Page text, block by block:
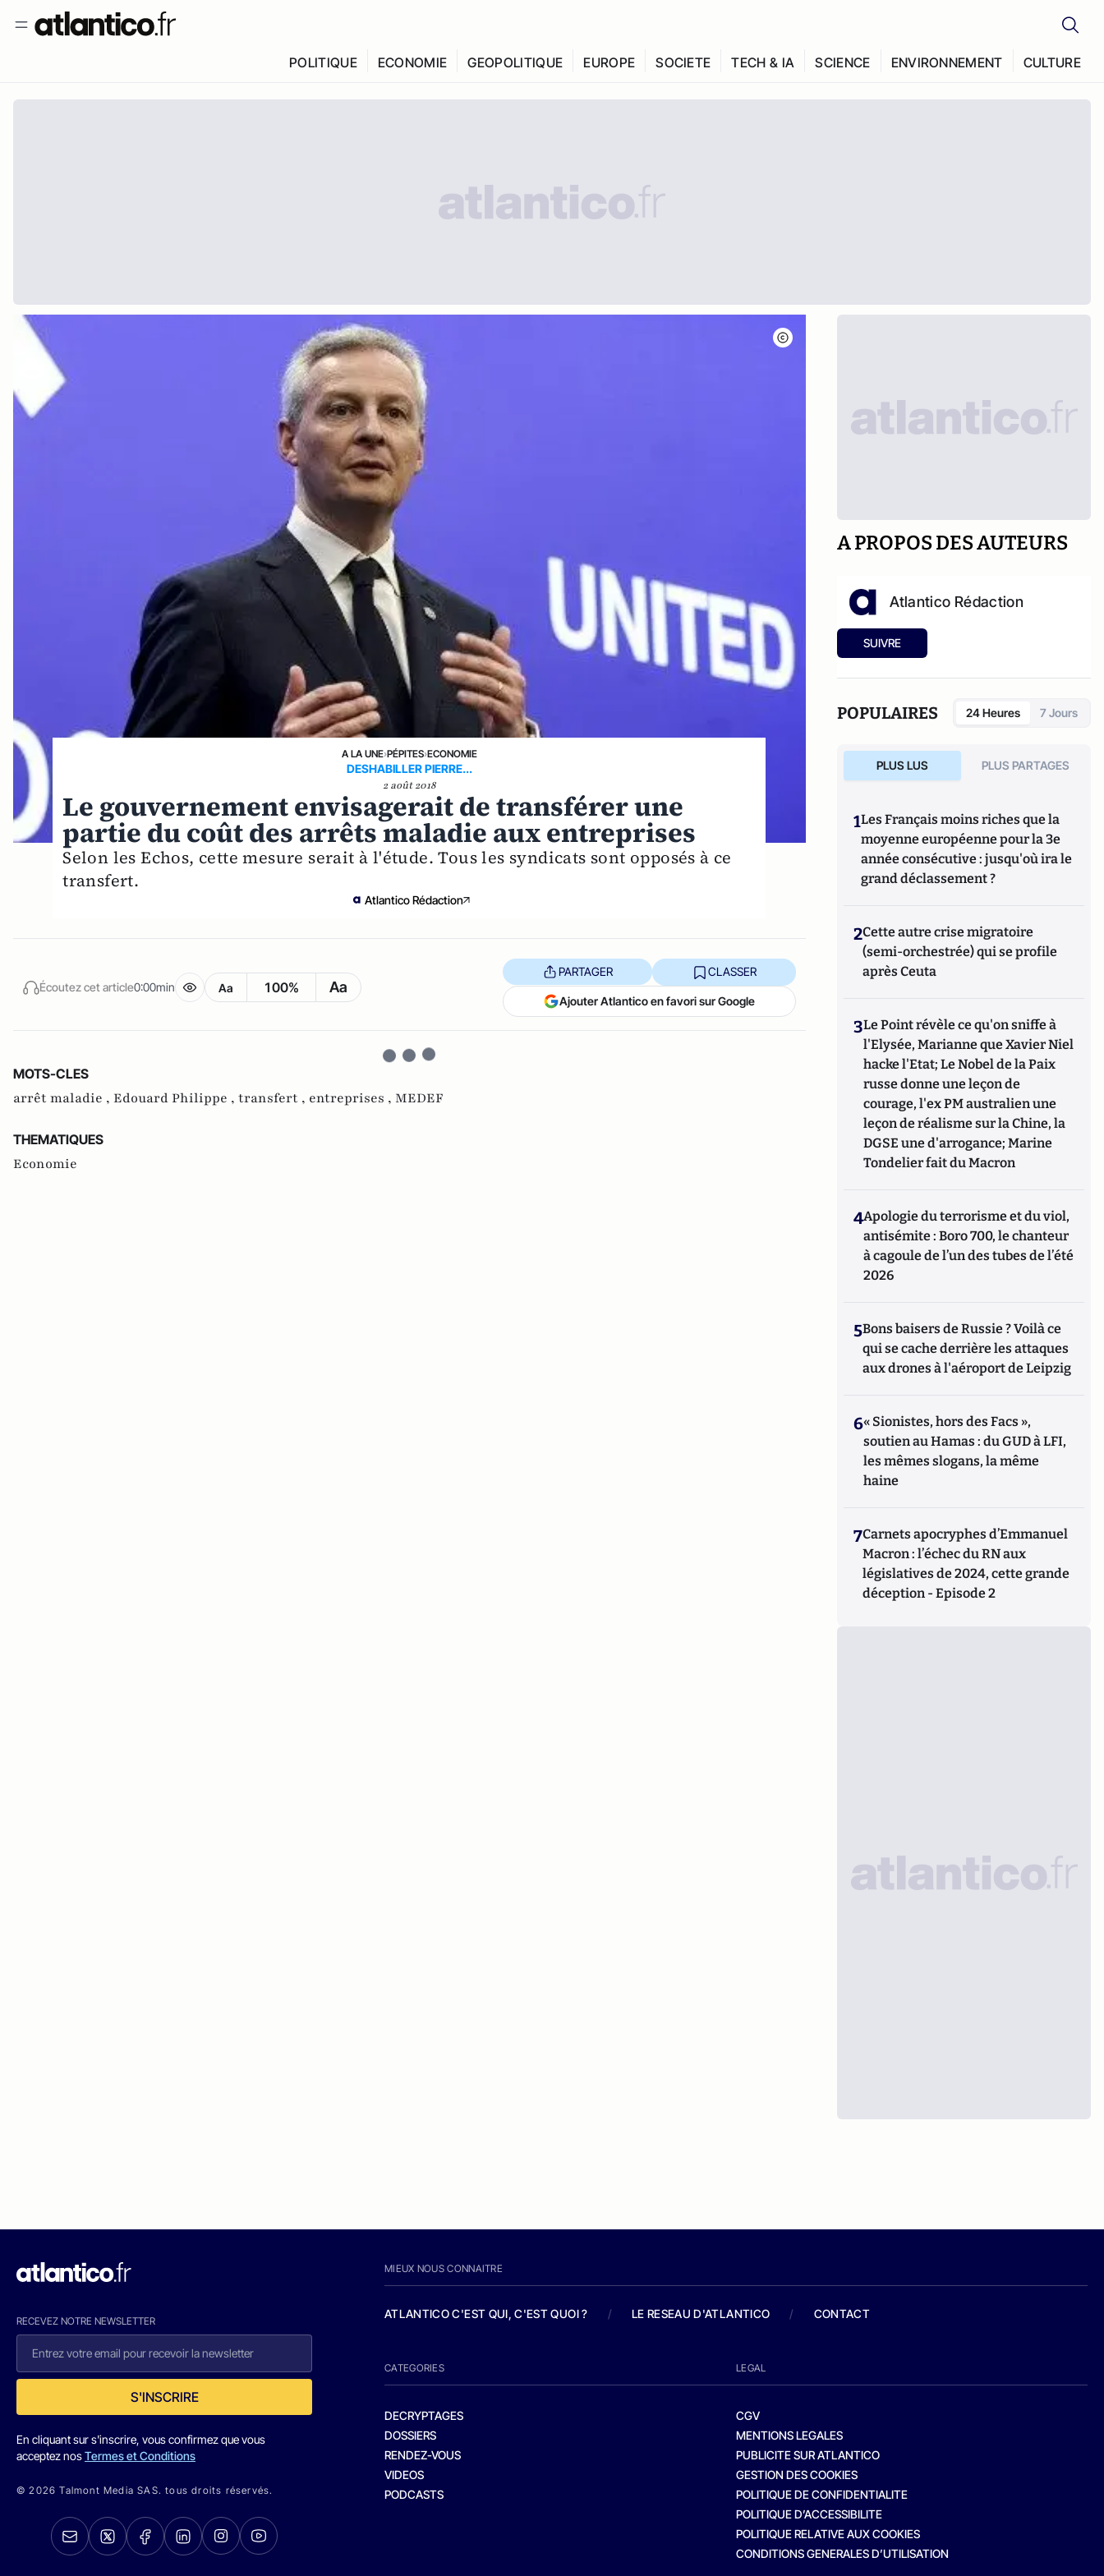
POLITIQUE ECONOMIE GEOPOLITIQUE EUROPE SOCIETE TECH & IA SCIENCE ENVIRONNEMENT CULTURE
A LA UNE›PÉPITES›ECONOMIE
DESHABILLER PIERRE...
2 août 2018
Le gouvernement envisagerait de transférer une
partie du coût des arrêts maladie aux entreprises
Selon les Echos, cette mesure serait à l'étude. Tous les syndicats sont opposés à ce
transfert.
Atlantico Rédaction
Écoutez cet article0:00min Aa 100% Aa
PARTAGER CLASSER
Ajouter Atlantico en favori sur Google
MOTS-CLES
arrêt maladie , Edouard Philippe , transfert , entreprises , MEDEF
THEMATIQUES
Economie
A PROPOS DES AUTEURS
Atlantico Rédaction
SUIVRE
POPULAIRES 24 Heures 7 Jours
PLUS LUS PLUS PARTAGES
1Les Français moins riches que la
moyenne européenne pour la 3e
année consécutive : jusqu'où ira le
grand déclassement ?
2Cette autre crise migratoire
(semi-orchestrée) qui se profile
après Ceuta
3Le Point révèle ce qu'on sniffe à
l'Elysée, Marianne que Xavier Niel
hacke l'Etat; Le Nobel de la Paix
russe donne une leçon de
courage, l'ex PM australien une
leçon de réalisme sur la Chine, la
DGSE une d'arrogance; Marine
Tondelier fait du Macron
4Apologie du terrorisme et du viol,
antisémite : Boro 700, le chanteur
à cagoule de l’un des tubes de l’été
2026
5Bons baisers de Russie ? Voilà ce
qui se cache derrière les attaques
aux drones à l'aéroport de Leipzig
6« Sionistes, hors des Facs »,
soutien au Hamas : du GUD à LFI,
les mêmes slogans, la même
haine
7Carnets apocryphes d’Emmanuel
Macron : l’échec du RN aux
législatives de 2024, cette grande
déception - Episode 2
RECEVEZ NOTRE NEWSLETTER
S'INSCRIRE
En cliquant sur s'inscrire, vous confirmez que vous
acceptez nosTermes et Conditions
© 2026 Talmont Media SAS. tous droits réservés.
MIEUX NOUS CONNAITRE
ATLANTICO C'EST QUI, C'EST QUOI ? / LE RESEAU D'ATLANTICO / CONTACT
CATEGORIES
DECRYPTAGES
DOSSIERS
RENDEZ-VOUS
VIDEOS
PODCASTS
LEGAL
CGV
MENTIONS LEGALES
PUBLICITE SUR ATLANTICO
GESTION DES COOKIES
POLITIQUE DE CONFIDENTIALITE
POLITIQUE D’ACCESSIBILITE
POLITIQUE RELATIVE AUX COOKIES
CONDITIONS GENERALES D’UTILISATION